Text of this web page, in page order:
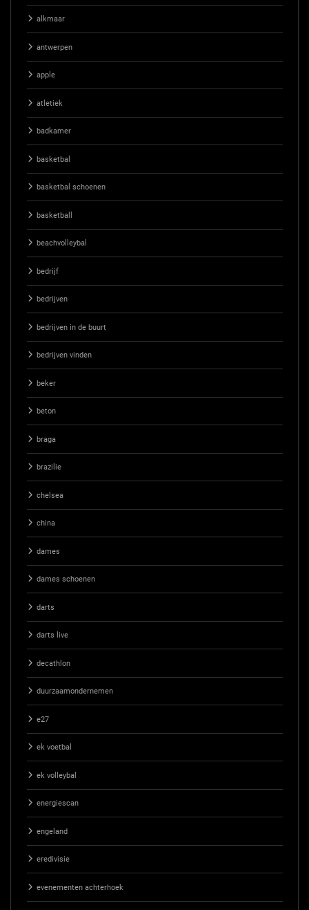
alkmaar
antwerpen
apple
atletiek
badkamer
basketbal
basketbal schoenen
basketball
beachvolleybal
bedrijf
bedrijven
bedrijven in de buurt
bedrijven vinden
beker
beton
braga
brazilie
chelsea
china
dames
dames schoenen
darts
darts live
decathlon
duurzaamondernemen
e27
ek voetbal
ek volleybal
energiescan
engeland
eredivisie
evenementen achterhoek